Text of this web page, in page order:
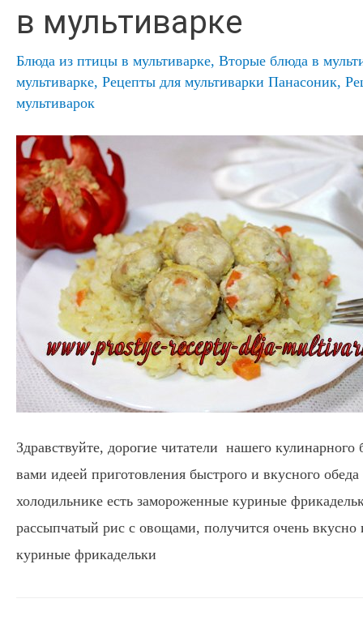
в мультиварке
Блюда из птицы в мультиварке, Вторые блюда в
мультиварке, Рецепты для мультиварки Панасоник,
мультиварок
Здравствуйте, дорогие читатели нашего кулинарного
вами идеей приготовления быстрого и вкусного
холодильнике есть замороженные куриные
рассыпчатый рис с овощами, получится очень вкусно
куриные фрикадельки